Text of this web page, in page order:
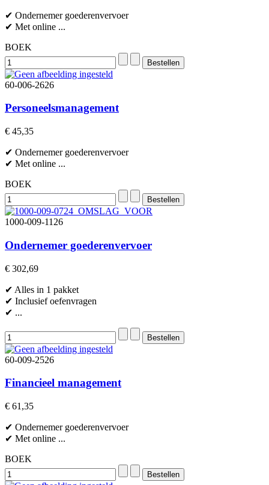
✔ Ondernemer goederenvervoer
✔ Met online ...
BOEK
60-006-2626
Personeelsmanagement
€ 45,35
✔ Ondernemer goederenvervoer
✔ Met online ...
BOEK
1000-009-1126
Ondernemer goederenvervoer
€ 302,69
✔ Alles in 1 pakket
✔ Inclusief oefenvragen
✔ ...
60-009-2526
Financieel management
€ 61,35
✔ Ondernemer goederenvervoer
✔ Met online ...
BOEK